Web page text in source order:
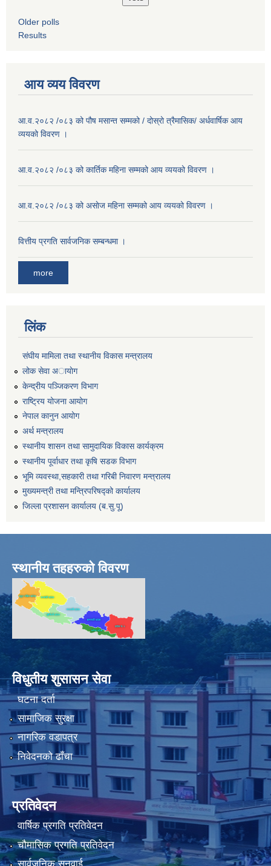
Older polls
Results
आय व्यय विवरण
आ.व.२०८२ /०८३ को पौष मसान्त सम्मको / दोस्रो त्रैमासिक/ अर्धवार्षिक आय
व्ययको विवरण ।
आ.व.२०८२ /०८३ को कार्तिक महिना सम्मको आय व्ययको विवरण ।
आ.व.२०८२ /०८३ को असाेज महिना सम्मको आय व्ययको विवरण ।
वित्तीय प्रगति सार्वजनिक सम्बन्धमा ।
more
लिंक
संघीय मामिला तथा स्थानीय विकास मन्त्रालय
लोक सेवा अायाेग
केन्द्रीय पञ्जिकरण विभाग
राष्ट्रिय योजना आयोग
नेपाल कानुन आयोग
अर्थ मन्त्रालय
स्थानीय शासन तथा सामुदायिक विकास कार्यक्रम
स्थानीय पूर्वाधार तथा कृषि सडक विभाग
भूमि व्यवस्था,सहकारी तथा गरिबी निवारण मन्त्रालय
मुख्यमन्त्री तथा मन्त्रिपरिषद्को कार्यालय
जिल्ला प्रशासन कार्यालय (ब.सु.पू)
स्थानीय तहहरुको विवरण
विधुतीय शुसासन सेवा
घटना दर्ता
सामाजिक सुरक्षा
नागरिक वडापत्र
निवेदनको ढाँचा
प्रतिवेदन
वार्षिक प्रगति प्रतिवेदन
चौमासिक प्रगति प्रतिवेदन